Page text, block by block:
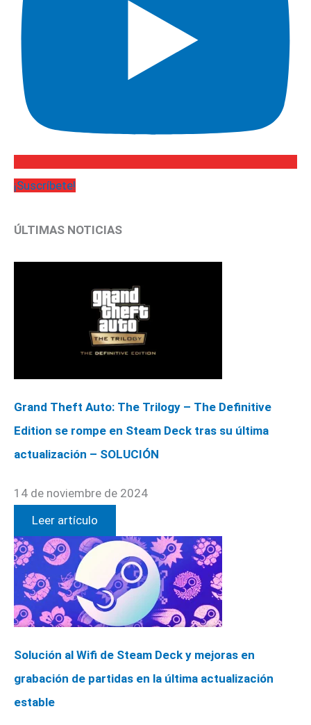
¡Suscríbete!
ÚLTIMAS NOTICIAS
Grand Theft Auto: The Trilogy – The Definitive
Edition se rompe en Steam Deck tras su última
actualización – SOLUCIÓN
14 de noviembre de 2024
Leer artículo
Solución al Wifi de Steam Deck y mejoras en
grabación de partidas en la última actualización
estable